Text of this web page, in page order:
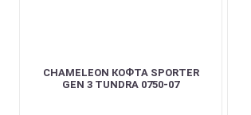
CHAMELEON КОФТА SPORTER
GEN 3 TUNDRA 0750-07